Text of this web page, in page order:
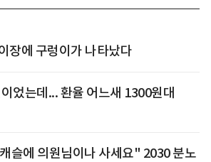
장에 구렁이가 나타났다
었는데... 환율 어느새 1300원대
슬에 의원님이나 사세요" 2030 분노